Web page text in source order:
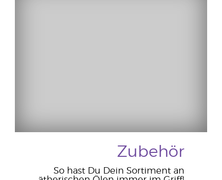
Zubehör
So hast Du Dein Sortiment an